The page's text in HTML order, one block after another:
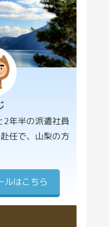
年半の派遣社員
任で、山梨の方
ルはこちら